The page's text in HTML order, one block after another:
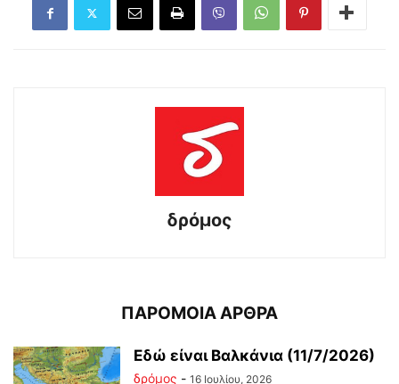
δρόμος
ΠΑΡΟΜΟΙΑ ΑΡΘΡΑ
Εδώ είναι Βαλκάνια (11/7/2026)
δρόμος - 16 Ιουλίου, 2026